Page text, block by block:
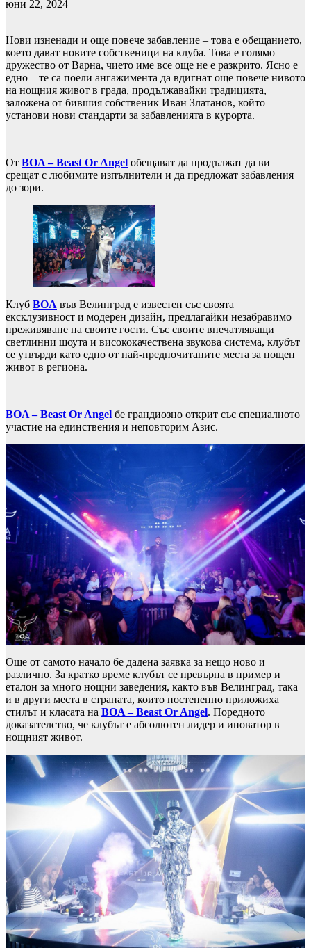
юни 22, 2024
Нови изненади и още повече забавление – това е обещанието,
което дават новите собственици на клуба. Това е голямо
дружество от Варна, чието име все още не е разкрито. Ясно е
едно – те са поели ангажимента да вдигнат още повече нивото
на нощния живот в града, продължавайки традицията,
заложена от бившия собственик Иван Златанов, който
установи нови стандарти за забавленията в курорта.
От BOA – Beast Or Angel обещават да продължат да ви
срещат с любимите изпълнители и да предложат забавления
до зори.
Клуб BOA във Велинград е известен със своята
ексклузивност и модерен дизайн, предлагайки незабравимо
преживяване на своите гости. Със своите впечатляващи
светлинни шоута и висококачествена звукова система, клубът
се утвърди като едно от най-предпочитаните места за нощен
живот в региона.
BOA – Beast Or Angel бе грандиозно открит със специалното
участие на единствения и неповторим Азис.
Още от самото начало бе дадена заявка за нещо ново и
различно. За кратко време клубът се превърна в пример и
еталон за много нощни заведения, както във Велинград, така
и в други места в страната, които постепенно приложиха
стилът и класата на BOA – Beast Or Angel. Поредното
доказателство, че клубът е абсолютен лидер и иноватор в
нощният живот.